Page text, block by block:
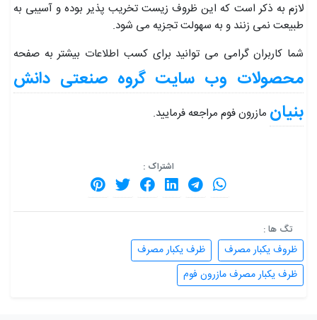
لازم به ذکر است که این ظروف زیست تخریب پذیر بوده و آسیبی به
طبیعت نمی زنند و به سهولت تجزیه می شود.
شما کاربران گرامی می توانید برای کسب اطلاعات بیشتر به صفحه
محصولات وب سایت گروه صنعتی دانش
بنیان مازرون فوم مراجعه فرمایید.
اشتراک :
تگ ها :
ظروف یکبار مصرف
ظرف یکبار مصرف
ظرف یکبار مصرف مازرون فوم